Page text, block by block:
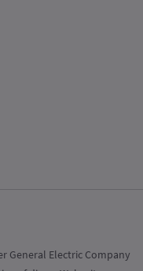
General Electric Company